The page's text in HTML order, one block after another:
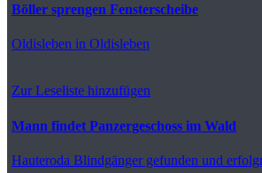
Böller sprengen Fensterscheibe
Oldisleben in Oldisleben
Zur Leseliste hinzufügen
Mann findet Panzergeschoss im Wald
Hauteroda Blindgänger gefunden und